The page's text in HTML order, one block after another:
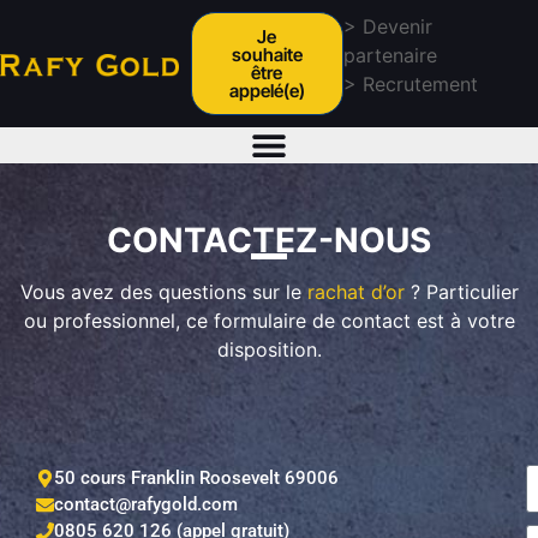
Je
souhaite
être
appelé(e)
> Devenir
partenaire
> Recrutement
CONTACTEZ-NOUS
Vous avez des questions sur le rachat d’or? Particulier
ou professionnel, ce formulaire de contact est à votre
disposition.
50 cours Franklin Roosevelt 69006
contact@rafygold.com
0805 620 126 (appel gratuit)